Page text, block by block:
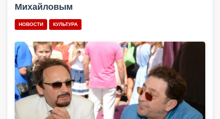
Михайловым
НОВОСТИ КУЛЬТУРА